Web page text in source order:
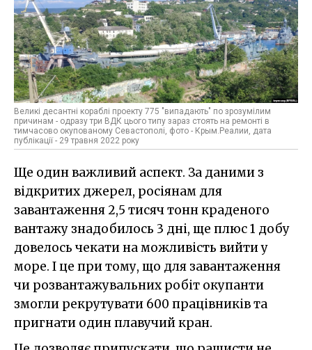
Великі десантні кораблі проекту 775 "випадають" по зрозумілим
причинам - одразу три ВДК цього типу зараз стоять на ремонті в
тимчасово окупованому Севастополі, фото - Крым.Реалии, дата
публікації - 29 травня 2022 року
Ще один важливий аспект. За даними з
відкритих джерел, росіянам для
завантаження 2,5 тисяч тонн краденого
вантажу знадобилось 3 дні, ще плюс 1 добу
довелось чекати на можливість вийти у
море. І це при тому, що для завантаження
чи розвантажувальних робіт окупанти
змогли рекрутувати 600 працівників та
пригнати один плавучий кран.